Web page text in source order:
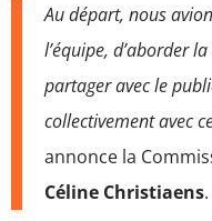
Au départ, nous
l’équipe, d’aborder
partager avec le
collectivement avec
annonce la
Céline Christiaens.